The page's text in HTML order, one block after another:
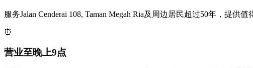
服务Jalan Cenderai 108, Taman Megah Ria及周边居民超过50年，提供
⏰
营业至晚上9点